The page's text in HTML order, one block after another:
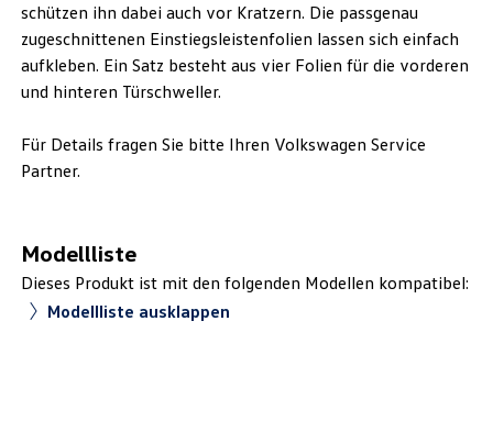
schützen ihn dabei auch vor Kratzern. Die passgenau
zugeschnittenen Einstiegsleistenfolien lassen sich einfach
aufkleben. Ein Satz besteht aus vier Folien für die vorderen
und hinteren Türschweller.
Für Details fragen Sie bitte Ihren Volkswagen Service
Partner.
Modellliste
Dieses Produkt ist mit den folgenden Modellen kompatibel:
Modellliste ausklappen